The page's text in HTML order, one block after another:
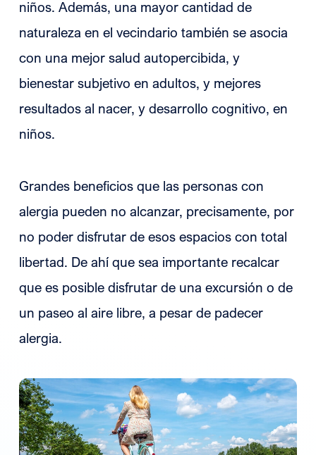
niños. Además, una mayor cantidad de
naturaleza en el vecindario también se asocia
con una mejor salud autopercibida, y
bienestar subjetivo en adultos, y mejores
resultados al nacer, y desarrollo cognitivo, en
niños.
Grandes beneficios que las personas con
alergia pueden no alcanzar, precisamente, por
no poder disfrutar de esos espacios con total
libertad. De ahí que sea importante recalcar
que es posible disfrutar de una excursión o de
un paseo al aire libre, a pesar de padecer
alergia.